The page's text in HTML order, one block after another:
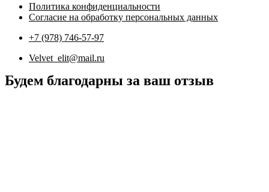
Политика конфиденциальности
Согласие на обработку персональных данных
+7 (978) 746-57-97
Velvet_elit@mail.ru
Будем благодарны за ваш отзыв